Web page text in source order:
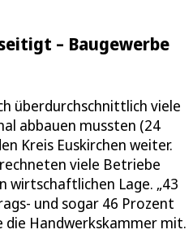
– Baugewerbe
überdurchschnittlich viele
abbauen mussten (24
Kreis Euskirchen weiter.
viele Betriebe
wirtschaftlichen Lage. „43
und sogar 46 Prozent
die Handwerkskammer mit.